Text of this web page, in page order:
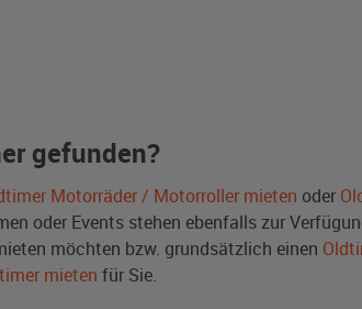
gefunden?
Motorräder / Motorroller mieten oder
oder Events stehen ebenfalls zur
möchten bzw. grundsätzlich einen
mieten für Sie.